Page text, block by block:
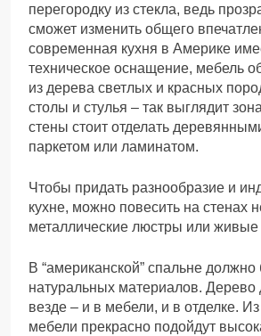
перегородку из стекла, ведь
сможет изменить общего
современная кухня в Америке
техническое оснащение, мебель
из дерева светлых и красных
столы и стулья – так выглядит
стены стоит отделать
паркетом или ламинатом.
Чтобы придать разнообразие и
кухне, можно повесить на стенах
металлические люстры или живые
В “американской” спальне
натуральных материалов.
везде – и в мебели, и в отделке.
мебели прекрасно подойдут